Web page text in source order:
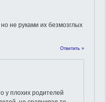
не руками их безмозглых
Ответить »
у плохих родителей